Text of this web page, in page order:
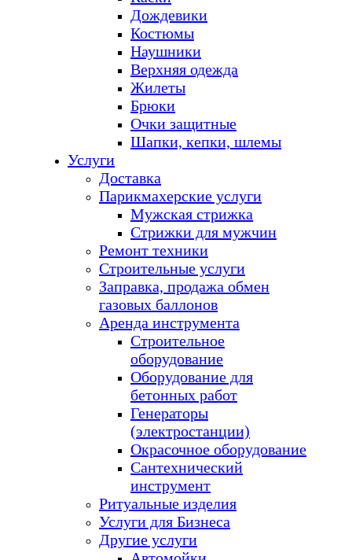
Дождевики
Костюмы
Наушники
Верхняя одежда
Жилеты
Брюки
Очки защитные
Шапки, кепки, шлемы
Услуги
Доставка
Парикмахерские услуги
Мужская стрижка
Стрижки для мужчин
Ремонт техники
Строительные услуги
Заправка, продажа обмен
газовых баллонов
Аренда инструмента
Строительное
оборудование
Оборудование для
бетонных работ
Генераторы
(электростанции)
Окрасочное оборудование
Сантехнический
инструмент
Ритуальные изделия
Услуги для Бизнеса
Другие услуги